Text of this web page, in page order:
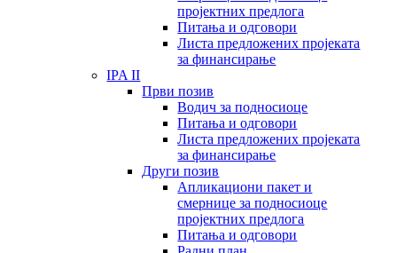
пројектних предлога
Питања и одговори
Листа предложених пројеката
за финансирање
IPA II
Први позив
Водич за подносиоце
Питања и одговори
Листа предложених пројеката
за финансирање
Други позив
Апликациони пакет и
смернице за подносиоце
пројектних предлога
Питања и одговори